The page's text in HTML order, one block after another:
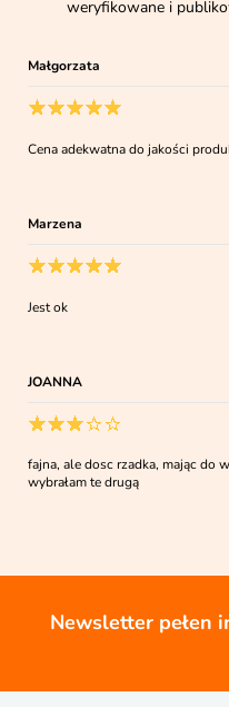
weryfikowane i
Małgorzata
Cena adekwatna do jakości
Marzena
Jest ok
JOANNA
fajna, ale dosc rzadka, mając do
wybrałam te drugą
Newsletter pełen